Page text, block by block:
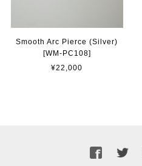
Smooth Arc Pierce (Silver)
[WM-PC108]
¥22,000